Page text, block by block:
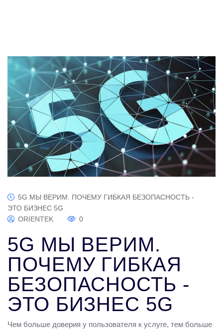
5G МЫ ВЕРИМ. ПОЧЕМУ ГИБКАЯ БЕЗОПАСНОСТЬ -
ЭТО БИЗНЕС 5G
ORIENTEK
0
5G МЫ ВЕРИМ.
ПОЧЕМУ ГИБКАЯ
БЕЗОПАСНОСТЬ -
ЭТО БИЗНЕС 5G
Чем больше доверия у пользователя к услуге, тем больше